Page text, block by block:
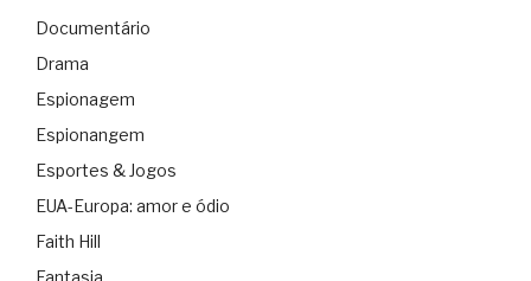
Documentário
Drama
Espionagem
Espionangem
Esportes & Jogos
EUA-Europa: amor e ódio
Faith Hill